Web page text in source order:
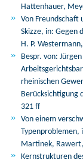
Hattenhauer,
Von
Skizze, in: Gegen
H. P.
Bespr. von:
rheinischen
Berücksichtigung
321 ff
Von einem
Typenproblemen,
Martinek,
Kernstrukturen